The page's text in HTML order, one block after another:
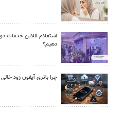
استعلام آنلاین خدمات
دهیم؟
چرا باتری آیفون زود خالی می شود؟